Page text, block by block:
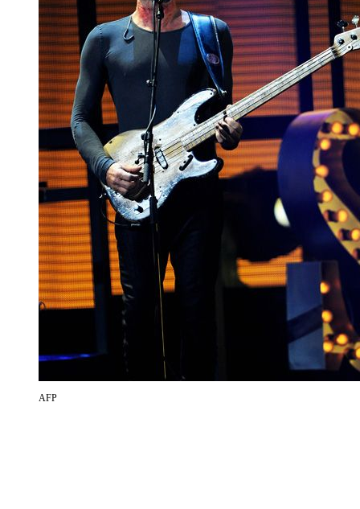
AFP